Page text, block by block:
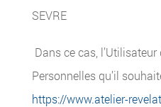
SEVRE
Dans ce cas,
Personnelles qu’il
https://www.atelier-